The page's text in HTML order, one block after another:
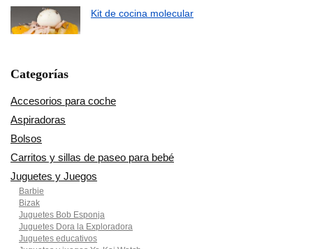
Kit de cocina molecular
Categorías
Accesorios para coche
Aspiradoras
Bolsos
Carritos y sillas de paseo para bebé
Juguetes y Juegos
Barbie
Bizak
Juguetes Bob Esponja
Juguetes Dora la Exploradora
Juguetes educativos